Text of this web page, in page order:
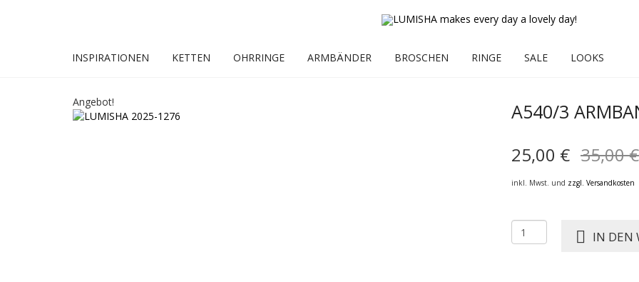
INSPIRATIONEN
KETTEN OHRRINGE ARMBÄNDER BROSCHEN RINGE SALE LOOKS
Angebot! A540/3
35,00€
25,00 €
inkl. Mwst. und zzgl. Versandkosten
A540/3
ARMBANDSET
IN DEN